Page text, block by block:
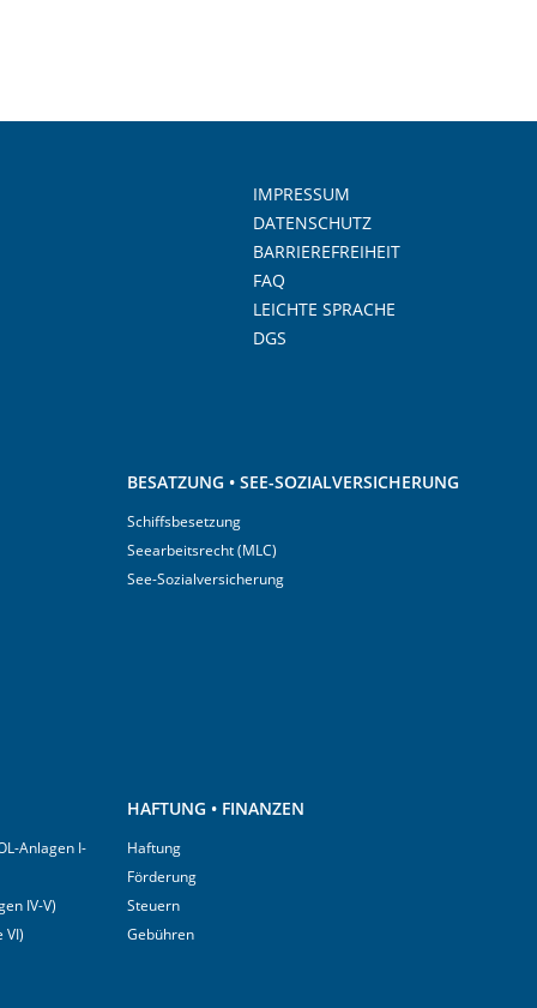
IMPRESSUM
DATENSCHUTZ
BARRIEREFREIHEIT
FAQ
LEICHTE SPRACHE
DGS
BESATZUNG • SEE-SOZIALVERSICHERUNG
Schiffsbesetzung
Seearbeitsrecht (MLC)
See-Sozialversicherung
Anlagen I-
IV-V)
VI)
HAFTUNG • FINANZEN
Haftung
Förderung
Steuern
Gebühren